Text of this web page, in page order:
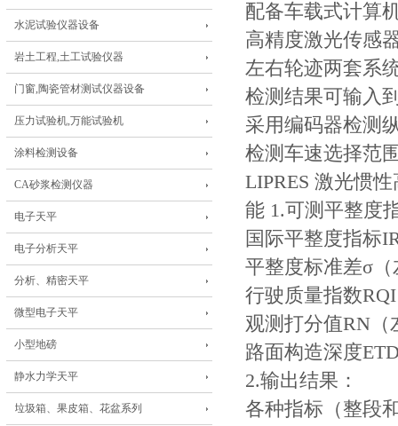
水泥试验仪器设备
岩土工程,土工试验仪器
门窗,陶瓷管材测试仪器设备
压力试验机,万能试验机
涂料检测设备
CA砂浆检测仪器
电子天平
电子分析天平
分析、精密天平
微型电子天平
小型地磅
静水力学天平
垃圾箱、果皮箱、花盆系列
配备车载式计算
高精度激光传感
左右轮迹两套系
检测结果可输入
采用编码器检测
检测车速选择范
LIPRES 激光惯
能 1.可测平整度
国际平整度指标
平整度标准差σ
行驶质量指数
观测打分值RN（
路面构造深度
2.输出结果：
各种指标（整段